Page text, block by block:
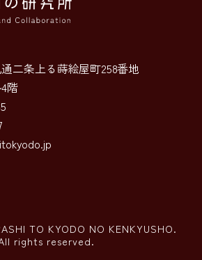
二条上る蒔絵屋町258番地
階
TO KYODO NO KENKYUSHO.
rights reserved.